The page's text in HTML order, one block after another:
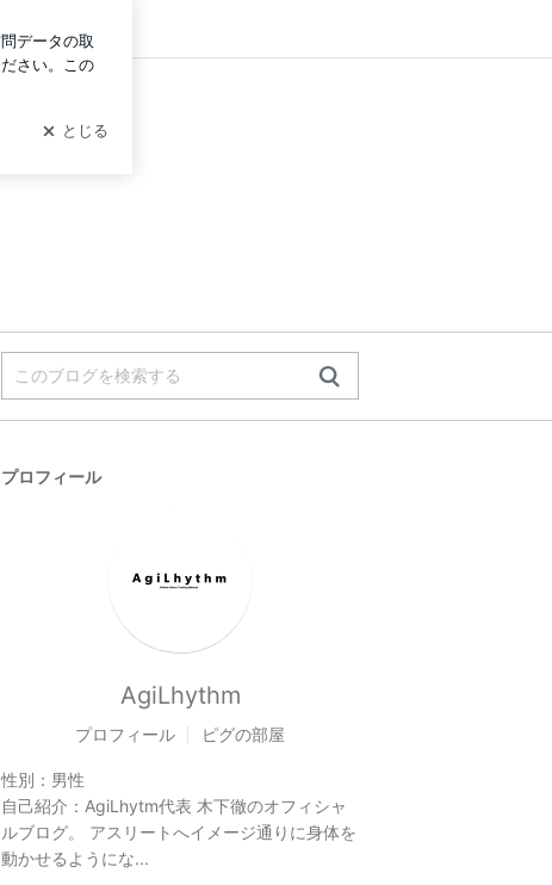
ログイン
プロフィール
AgiLhythm
プロフィール ピグの部屋
性別： 男性
自己紹介： AgiLhytm代表 木下徹のオフィシャ
ルブログ。 アスリートへイメージ通りに身体を
動かせるようにな...